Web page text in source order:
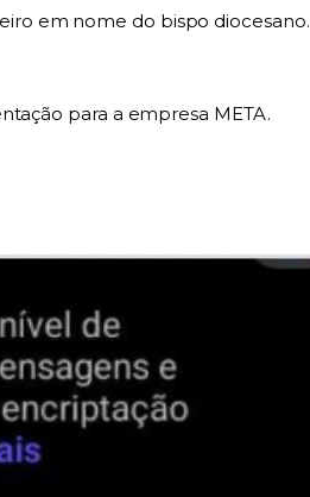
em nome do bispo diocesano.
para a empresa META.